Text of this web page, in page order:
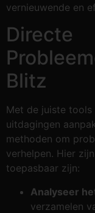
vernieuwende en
Directe
Blitz
Met de juiste
uitdagingen
methoden om
verhelpen. Hier
toepasbaar zijn:
Analyseer
verzamelen